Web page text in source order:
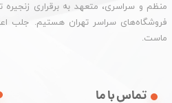
منظم و سراسری، متعهد به برقراری زنجیره
فروشگاه‌های سراسر تهران هستیم. جلب
ماست.
تماس با ما